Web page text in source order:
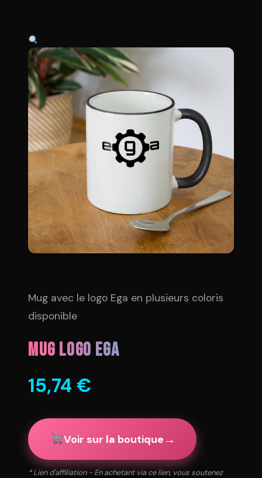
Mug avec le logo Ega en plusieurs coloris
disponible
Mug logo Ega
15,74 €
Voir sur la boutique →
* Lien d'affiliation - En achetant via ce lien, vous soutenez